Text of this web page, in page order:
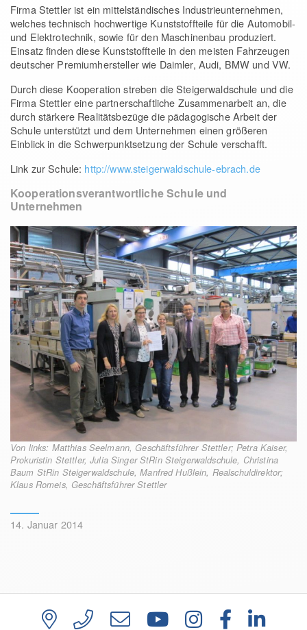
Firma Stettler ist ein mittelständisches Industrieunternehmen,
welches technisch hochwertige Kunststoffteile für die Automobil-
und Elektrotechnik, sowie für den Maschinenbau produziert.
Einsatz finden diese Kunststoffteile in den meisten Fahrzeugen
deutscher Premiumhersteller wie Daimler, Audi, BMW und VW.
Durch diese Kooperation streben die Steigerwaldschule und die
Firma Stettler eine partnerschaftliche Zusammenarbeit an, die
durch stärkere Realitätsbezüge die pädagogische Arbeit der
Schule unterstützt und dem Unternehmen einen größeren
Einblick in die Schwerpunktsetzung der Schule verschafft.
Link zur Schule: http://www.steigerwaldschule-ebrach.de
Kooperationsverantwortliche Schule und
Unternehmen
Von links: Matthias Seelmann, Geschäftsführer Stettler; Petra Kaiser,
Prokuristin Stettler, Julia Singer StRin Steigerwaldschule, Christina
Baum StRin Steigerwaldschule, Manfred Hußlein, Realschuldirektor;
Klaus Romeis, Geschäftsführer Stettler
14. Januar 2014